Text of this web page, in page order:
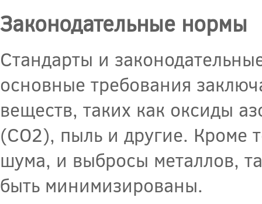
Законодательные нормы
Стандарты и
основные требования
веществ, таких как оксиды
(CO2), пыль и другие. Кроме
шума, и выбросы металлов,
быть минимизированы.